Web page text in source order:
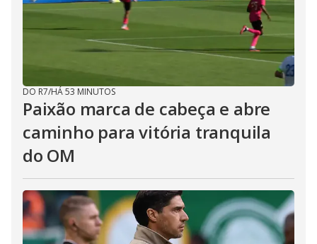
DO R7/HÁ 53 MINUTOS
Paixão marca de cabeça e abre
caminho para vitória tranquila
do OM